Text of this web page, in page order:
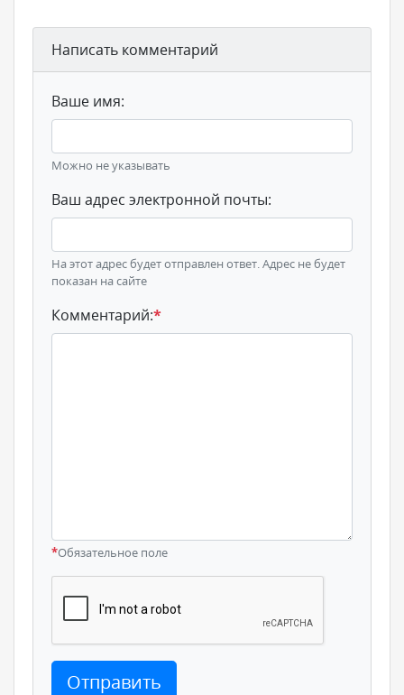
Написать комментарий
Ваше имя:
Можно не указывать
Ваш адрес электронной почты:
На этот адрес будет отправлен ответ. Адрес не будет
показан на сайте
Комментарий:*
*Обязательное поле
Отправить